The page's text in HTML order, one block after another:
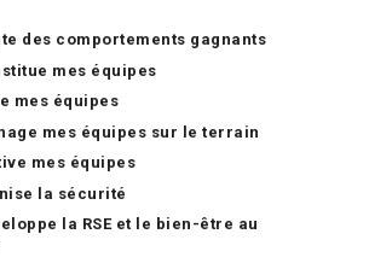
des comportements gagnants
mes équipes
mes équipes
mes équipes sur le terrain
mes équipes
la sécurité
la RSE et le bien-être au